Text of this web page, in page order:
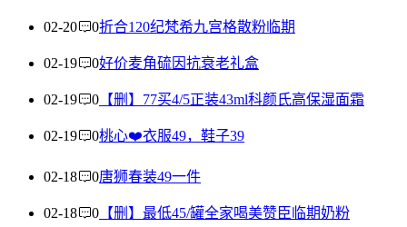
02-20 0折合120纪梵希九宫格散粉临期
02-19 0好价麦角硫因抗衰老礼盒
02-19 0 【删】77买4/5正装43ml科颜氏高保湿面霜
02-19 0桃心❤️衣服49，鞋子39
02-18 0唐狮春装49一件
02-18 0 【删】最低45/罐全家喝美赞臣临期奶粉